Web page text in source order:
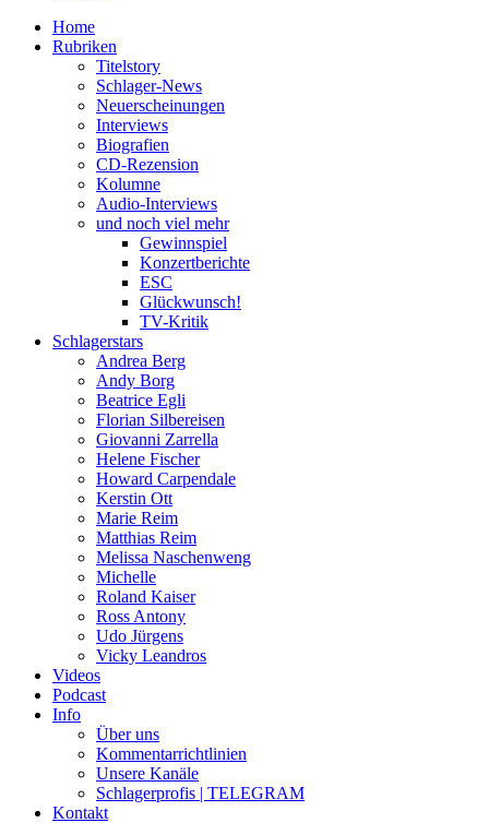
Home
Rubriken
Titelstory
Schlager-News
Neuerscheinungen
Interviews
Biografien
CD-Rezension
Kolumne
Audio-Interviews
und noch viel mehr
Gewinnspiel
Konzertberichte
ESC
Glückwunsch!
TV-Kritik
Schlagerstars
Andrea Berg
Andy Borg
Beatrice Egli
Florian Silbereisen
Giovanni Zarrella
Helene Fischer
Howard Carpendale
Kerstin Ott
Marie Reim
Matthias Reim
Melissa Naschenweng
Michelle
Roland Kaiser
Ross Antony
Udo Jürgens
Vicky Leandros
Videos
Podcast
Info
Über uns
Kommentarrichtlinien
Unsere Kanäle
Schlagerprofis | TELEGRAM
Kontakt